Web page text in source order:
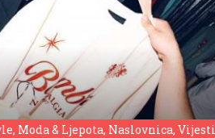
Moda & Ljepota, Naslovnica, Vijesti